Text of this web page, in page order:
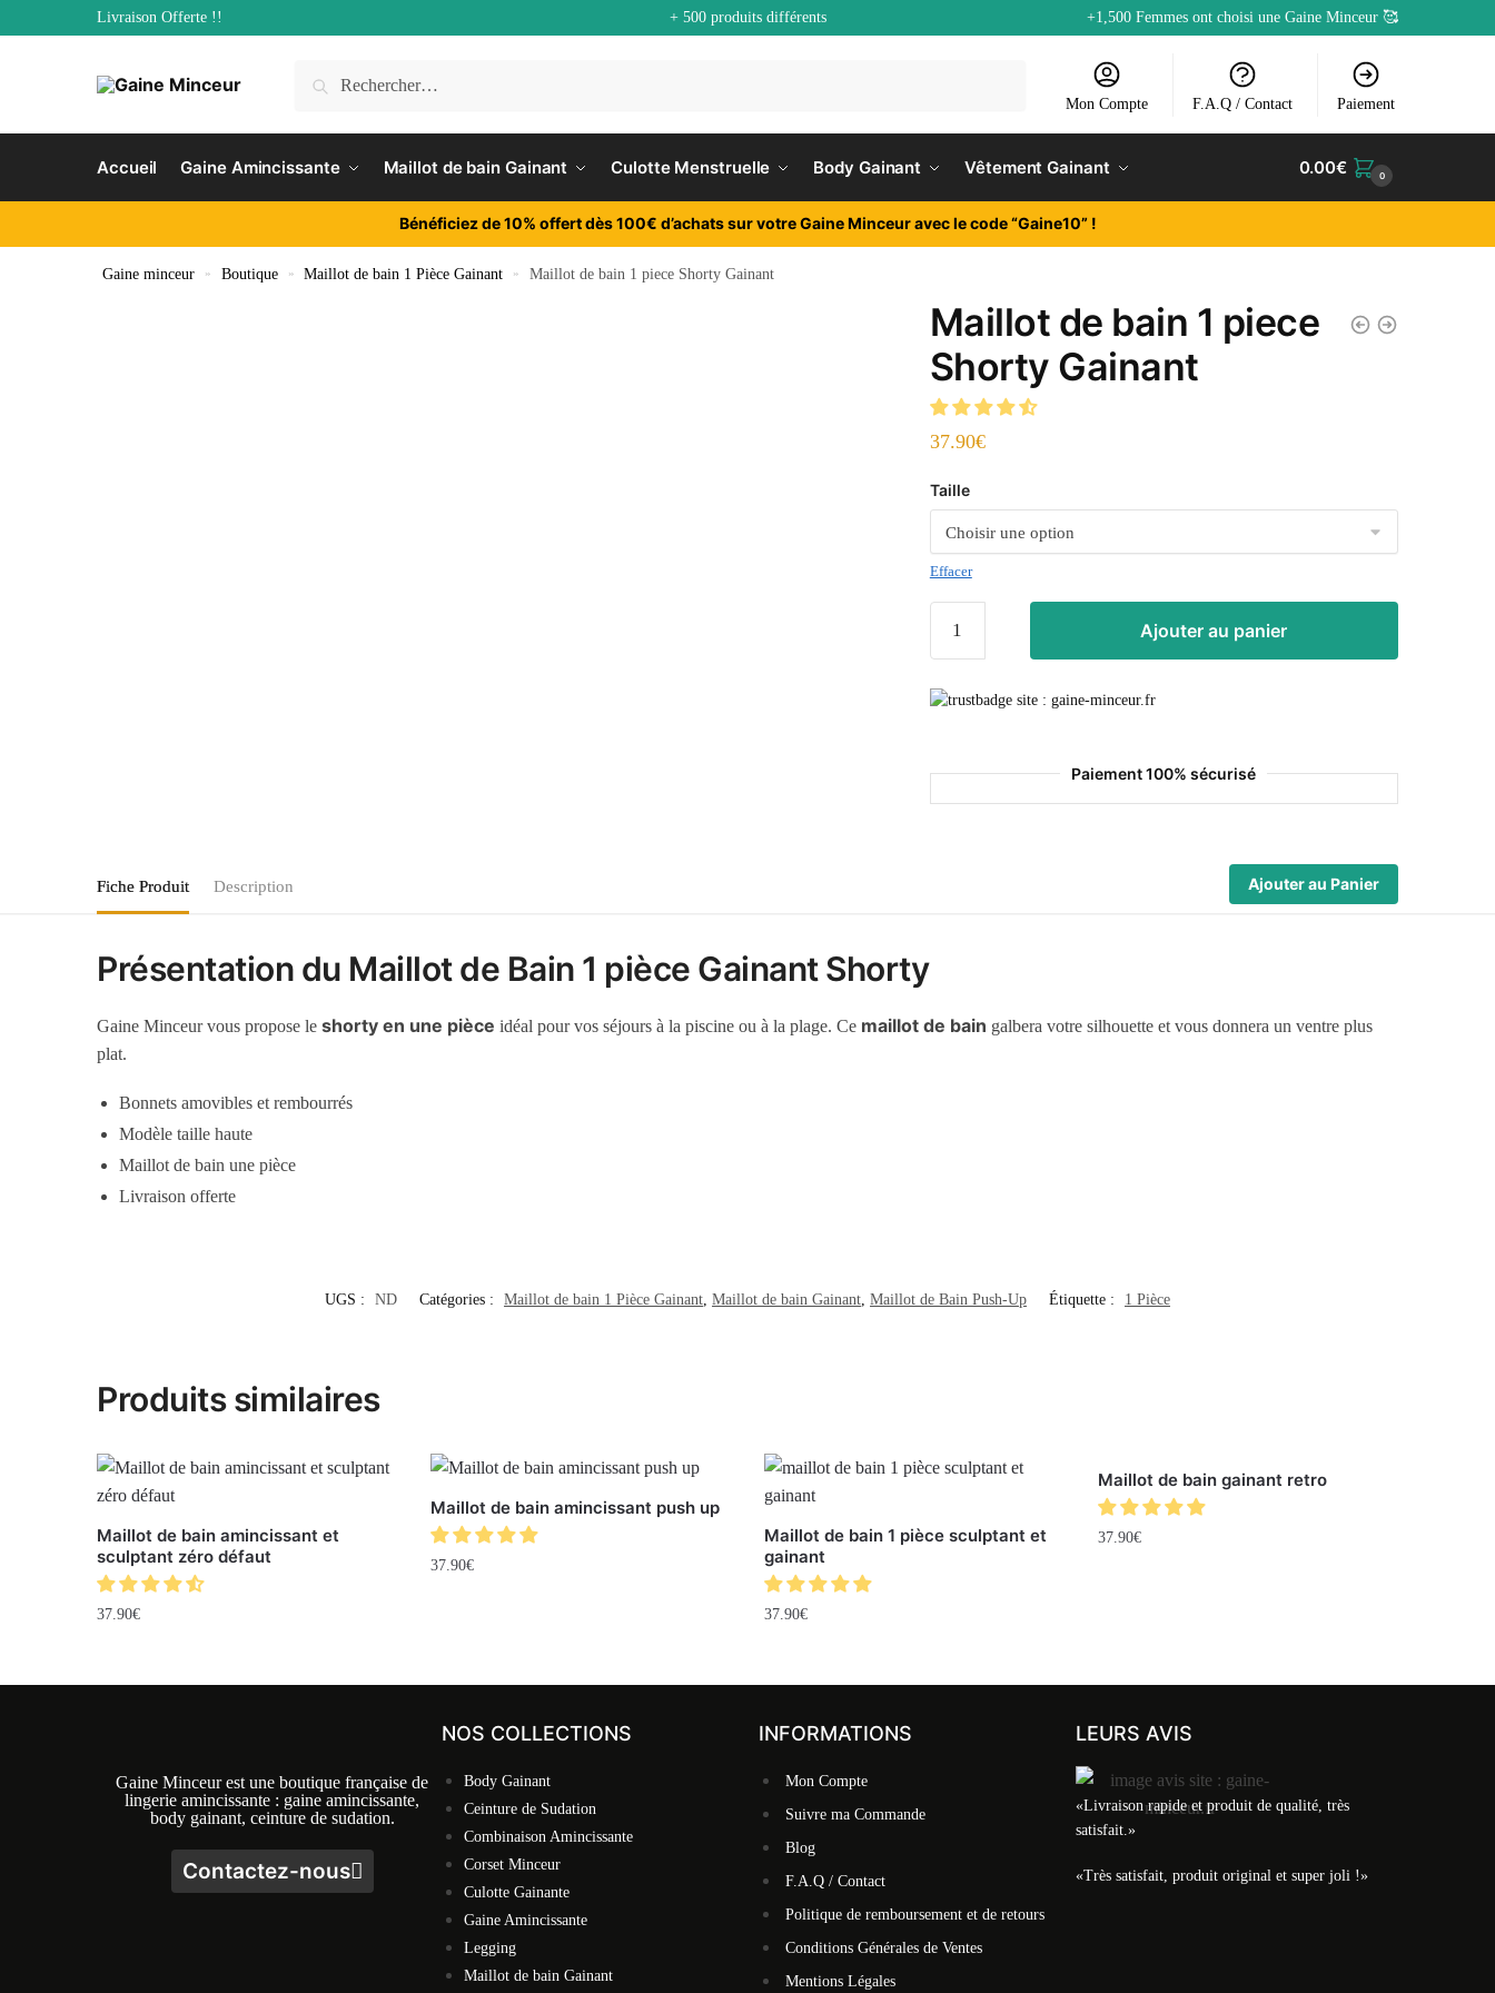
Livraison Offerte !! + 500 produits différents +1,500 Femmes ont choisi une Gaine Minceur 🥰
Mon Compte F.A.Q / Contact Paiement
Accueil Gaine Amincissante Maillot de bain Gainant Culotte Menstruelle Body Gainant Vêtement Gainant 0.00€ 0
Bénéficiez de 10% offert dès 100€ d’achats sur votre Gaine Minceur avec le code “Gaine10” !
Gaine minceur » Boutique » Maillot de bain 1 Pièce Gainant » Maillot de bain 1 piece Shorty Gainant
Maillot de bain 1 piece
Shorty Gainant
37.90€
Taille
Effacer
Ajouter au panier
Paiement 100% sécurisé
Fiche Produit Description Ajouter au Panier
Présentation du Maillot de Bain 1 pièce Gainant Shorty
Gaine Minceur vous propose leshorty en une pièce idéal pour vos séjours à la piscine ou à la plage. Ce maillot de bain galbera votre silhouette et vous donnera un ventre plus
plat.
Bonnets amovibles et rembourrés
Modèle taille haute
Maillot de bain une pièce
Livraison offerte
UGS : ND Catégories : Maillot de bain 1 Pièce Gainant Maillot de bain Gainant Maillot de Bain Push-Up Étiquette : 1 Pièce
Produits similaires
Maillot de bain amincissant et
sculptant zéro défaut
37.90€
Maillot de bain amincissant push up
37.90€
Maillot de bain 1 pièce sculptant et
gainant
37.90€
Maillot de bain gainant retro
37.90€
Gaine Minceur est une boutique française de
lingerie amincissante : gaine amincissante,
body gainant, ceinture de sudation.
Contactez-nous
NOS COLLECTIONS
Body Gainant
Ceinture de Sudation
Combinaison Amincissante
Corset Minceur
Culotte Gainante
Gaine Amincissante
Legging
Maillot de bain Gainant
INFORMATIONS
Mon Compte
Suivre ma Commande
Blog
F.A.Q / Contact
Politique de remboursement et de retours
Conditions Générales de Ventes
Mentions Légales
LEURS AVIS
«Livraison rapide et produit de qualité, très
satisfait.»
«Très satisfait, produit original et super joli !»